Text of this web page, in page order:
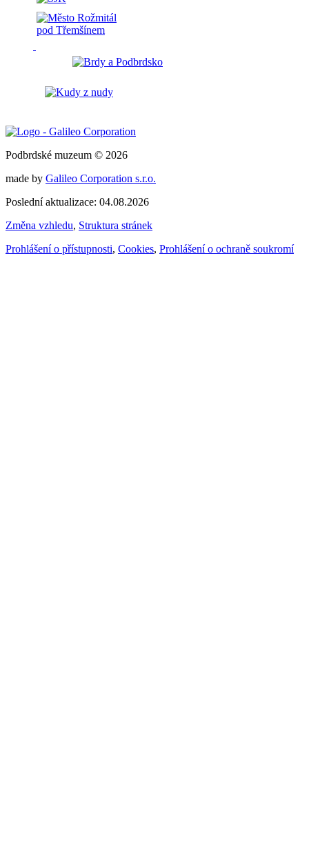
Podbrdské muzeum © 2026
made by Galileo Corporation s.r.o.
Poslední aktualizace: 04.08.2026
Změna vzhledu, Struktura stránek
Prohlášení o přístupnosti, Cookies, Prohlášení o ochraně soukromí